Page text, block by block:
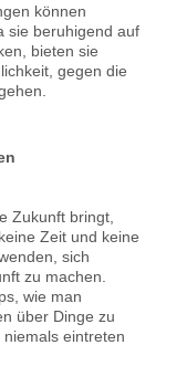
können
sie beruhigend auf
bieten sie
gegen die
Zukunft bringt,
Zeit und keine
sich
zu machen.
wie man
über Dinge zu
eintreten